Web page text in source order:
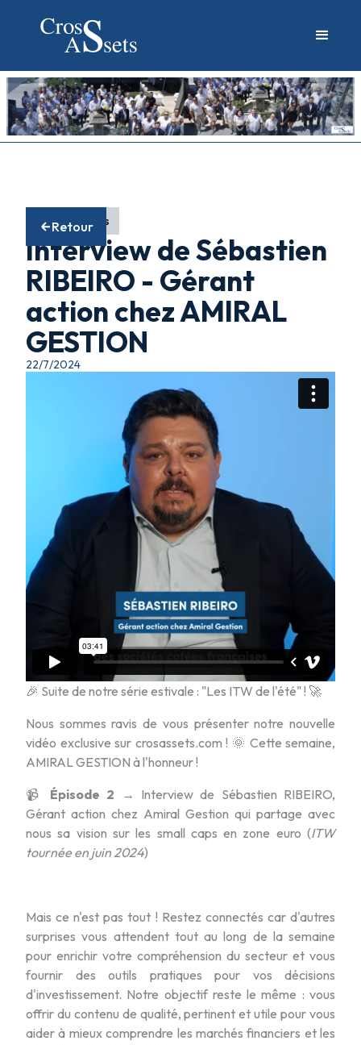
Retour
Fonds actions
Interview de Sébastien
RIBEIRO - Gérant
action chez AMIRAL
GESTION
22/7/2024
🎉 Suite de notre série estivale : "Les ITW de l'été" ! 🚀
Nous sommes ravis de vous présenter notre nouvelle
vidéo exclusive sur crosassets.com ! 🌞 Cette semaine,
AMIRAL GESTION à l'honneur !
📹 Épisode 2 → Interview de Sébastien RIBEIRO,
Gérant action chez Amiral Gestion qui partage avec
nous sa vision sur les small caps en zone euro (ITW
tournée en juin 2024)
Mais ce n'est pas tout ! Restez connectés car d'autres
surprises vous attendent tout au long de la semaine
pour enrichir votre compréhension du secteur et vous
fournir des outils pratiques pour vos décisions
d'investissement. Notre objectif reste le même : vous
offrir du contenu de qualité, pertinent et utile pour vous
aider à mieux comprendre les marchés financiers et les